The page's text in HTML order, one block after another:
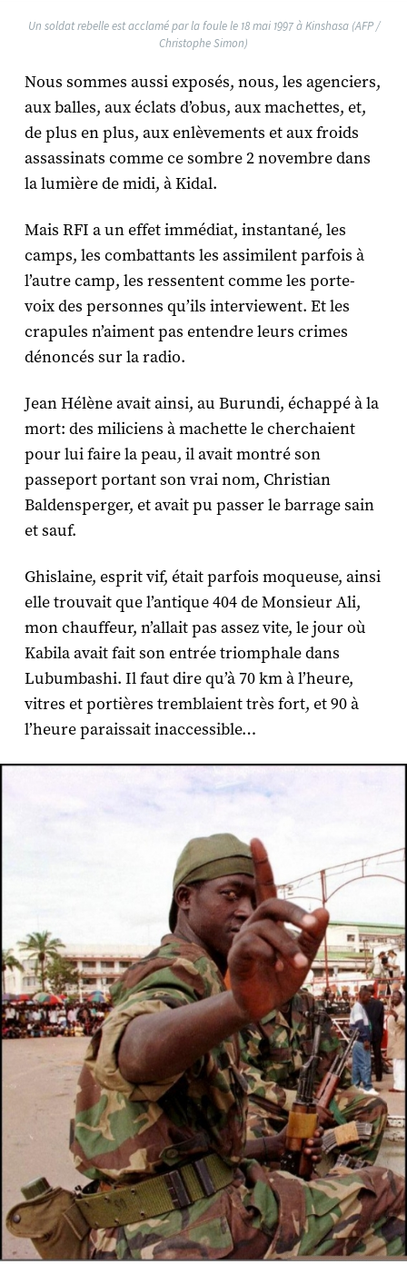
Un soldat rebelle est acclamé par la foule le 18 mai 1997 à Kinshasa (AFP /
Christophe Simon)
Nous sommes aussi exposés, nous, les agenciers,
aux balles, aux éclats d’obus, aux machettes, et,
de plus en plus, aux enlèvements et aux froids
assassinats comme ce sombre 2 novembre dans
la lumière de midi, à Kidal.
Mais RFI a un effet immédiat, instantané, les
camps, les combattants les assimilent parfois à
l’autre camp, les ressentent comme les porte-
voix des personnes qu’ils interviewent. Et les
crapules n’aiment pas entendre leurs crimes
dénoncés sur la radio.
Jean Hélène avait ainsi, au Burundi, échappé à la
mort: des miliciens à machette le cherchaient
pour lui faire la peau, il avait montré son
passeport portant son vrai nom, Christian
Baldensperger, et avait pu passer le barrage sain
et sauf.
Ghislaine, esprit vif, était parfois moqueuse, ainsi
elle trouvait que l’antique 404 de Monsieur Ali,
mon chauffeur, n’allait pas assez vite, le jour où
Kabila avait fait son entrée triomphale dans
Lubumbashi. Il faut dire qu’à 70 km à l’heure,
vitres et portières tremblaient très fort, et 90 à
l’heure paraissait inaccessible…